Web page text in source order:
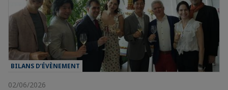
BILANS D’ÉVÈNEMENT
02/06/2026